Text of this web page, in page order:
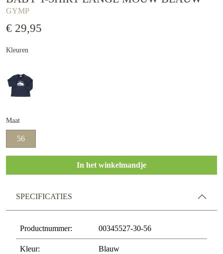
GYMP
€ 29,95
Kleuren
Maat
56
In het winkelmandje
SPECIFICATIES
Productnummer: 00345527-30-56
Kleur: Blauw